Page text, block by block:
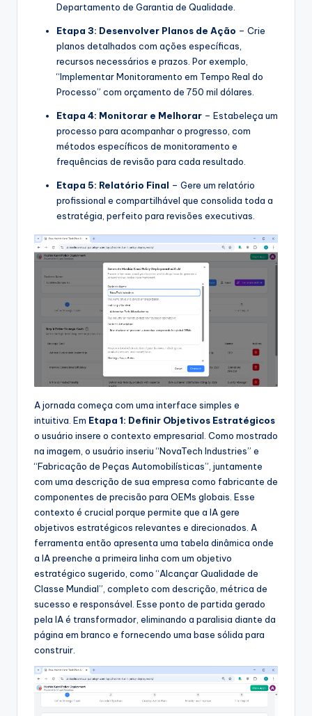
Departamento de Garantia de Qualidade.
Etapa 3: Desenvolver Planos de Ação – Crie
planos detalhados com ações específicas,
recursos necessários e prazos. Por exemplo,
“Implementar Monitoramento em Tempo Real do
Processo” com orçamento de 750 mil dólares.
Etapa 4: Monitorar e Melhorar – Estabeleça um
processo para acompanhar o progresso, com
métodos específicos de monitoramento e
frequências de revisão para cada resultado.
Etapa 5: Relatório Final – Gere um relatório
profissional e compartilhável que consolida toda a
estratégia, perfeito para revisões executivas.
A jornada começa com uma interface simples e
intuitiva. Em Etapa 1: Definir Objetivos Estratégicos
o usuário insere o contexto empresarial. Como mostrado
na imagem, o usuário inseriu “NovaTech Industries” e
“Fabricação de Peças Automobilísticas”, juntamente
com uma descrição de sua empresa como fabricante de
componentes de precisão para OEMs globais. Esse
contexto é crucial porque permite que a IA gere
objetivos estratégicos relevantes e direcionados. A
ferramenta então apresenta uma tabela dinâmica onde
a IA preenche a primeira linha com um objetivo
estratégico sugerido, como “Alcançar Qualidade de
Classe Mundial”, completo com descrição, métrica de
sucesso e responsável. Esse ponto de partida gerado
pela IA é transformador, eliminando a paralisia diante da
página em branco e fornecendo uma base sólida para
construir.